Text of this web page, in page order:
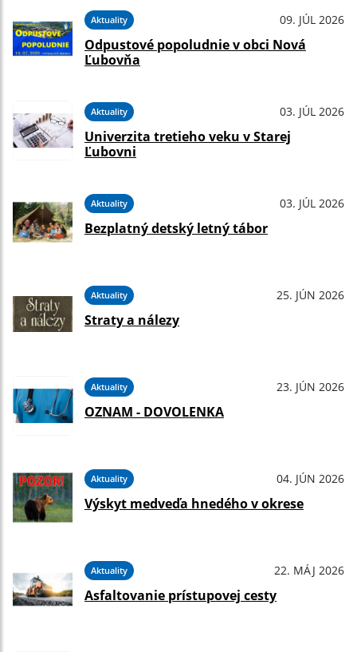
Aktuality 09. JÚL 2026
Odpustové popoludnie v obci Nová
Ľubovňa
Aktuality 03. JÚL 2026
Univerzita tretieho veku v Starej
Ľubovni
Aktuality 03. JÚL 2026
Bezplatný detský letný tábor
Aktuality 25. JÚN 2026
Straty a nálezy
Aktuality 23. JÚN 2026
OZNAM - DOVOLENKA
Aktuality 04. JÚN 2026
Výskyt medveďa hnedého v okrese
Aktuality 22. MÁJ 2026
Asfaltovanie prístupovej cesty